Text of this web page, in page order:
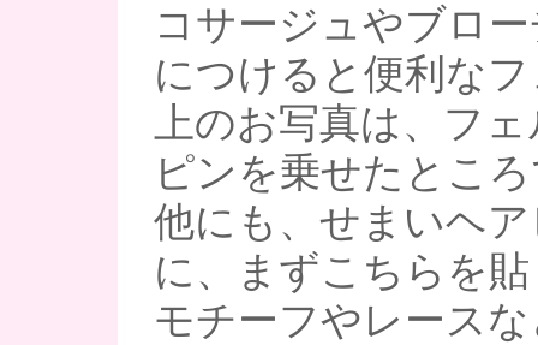
コサージュやブロ
につけると便利な
上のお写真は、フ
ピンを乗せたとこ
他にも、せまいヘ
に、まずこちらを
モチーフやレース